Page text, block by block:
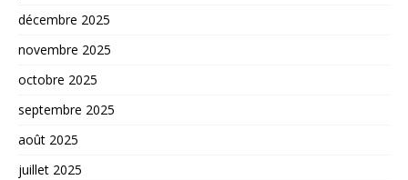
décembre 2025
novembre 2025
octobre 2025
septembre 2025
août 2025
juillet 2025